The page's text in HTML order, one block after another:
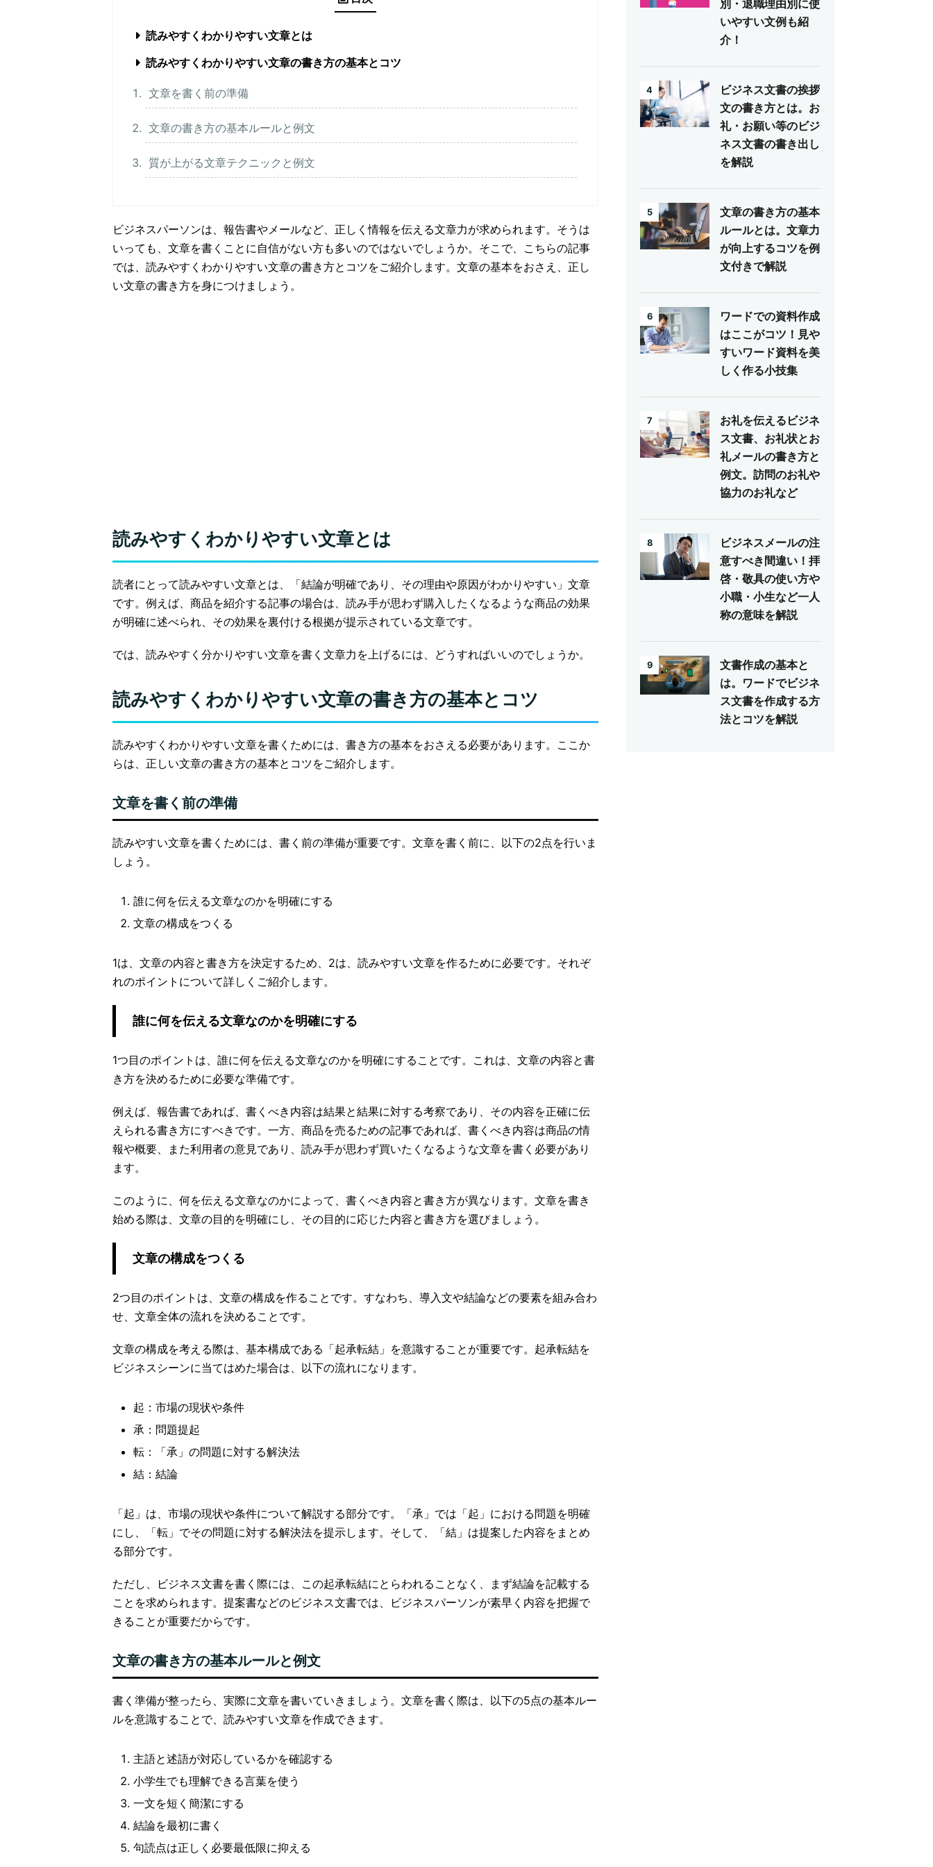
読みやすくわかりやすい文章とは
読みやすくわかりやすい文章の書き方の基本とコツ
文章を書く前の準備
文章の書き方の基本ルールと例文
質が上がる文章テクニックと例文
ビジネスパーソンは、報告書やメールなど、正しく情報を伝える文章力が求められます。そうは
いっても、文章を書くことに自信がない方も多いのではないでしょうか。そこで、こちらの記事
では、読みやすくわかりやすい文章の書き方とコツをご紹介します。文章の基本をおさえ、正し
い文章の書き方を身につけましょう。
読みやすくわかりやすい文章とは
読者にとって読みやすい文章とは、「結論が明確であり、その理由や原因がわかりやすい」文章
です。例えば、商品を紹介する記事の場合は、読み手が思わず購入したくなるような商品の効果
が明確に述べられ、その効果を裏付ける根拠が提示されている文章です。
では、読みやすく分かりやすい文章を書く文章力を上げるには、どうすればいいのでしょうか。
読みやすくわかりやすい文章の書き方の基本とコツ
読みやすくわかりやすい文章を書くためには、書き方の基本をおさえる必要があります。ここか
らは、正しい文章の書き方の基本とコツをご紹介します。
文章を書く前の準備
読みやすい文章を書くためには、書く前の準備が重要です。文章を書く前に、以下の2点を行いま
しょう。
誰に何を伝える文章なのかを明確にする
文章の構成をつくる
1は、文章の内容と書き方を決定するため、2は、読みやすい文章を作るために必要です。それぞ
れのポイントについて詳しくご紹介します。
誰に何を伝える文章なのかを明確にする
1つ目のポイントは、誰に何を伝える文章なのかを明確にすることです。これは、文章の内容と書
き方を決めるために必要な準備です。
例えば、報告書であれば、書くべき内容は結果と結果に対する考察であり、その内容を正確に伝
えられる書き方にすべきです。一方、商品を売るための記事であれば、書くべき内容は商品の情
報や概要、また利用者の意見であり、読み手が思わず買いたくなるような文章を書く必要があり
ます。
このように、何を伝える文章なのかによって、書くべき内容と書き方が異なります。文章を書き
始める際は、文章の目的を明確にし、その目的に応じた内容と書き方を選びましょう。
文章の構成をつくる
2つ目のポイントは、文章の構成を作ることです。すなわち、導入文や結論などの要素を組み合わ
せ、文章全体の流れを決めることです。
文章の構成を考える際は、基本構成である「起承転結」を意識することが重要です。起承転結を
ビジネスシーンに当てはめた場合は、以下の流れになります。
起：市場の現状や条件
承：問題提起
転：「承」の問題に対する解決法
結：結論
「起」は、市場の現状や条件について解説する部分です。「承」では「起」における問題を明確
にし、「転」でその問題に対する解決法を提示します。そして、「結」は提案した内容をまとめ
る部分です。
ただし、ビジネス文書を書く際には、この起承転結にとらわれることなく、まず結論を記載する
ことを求められます。提案書などのビジネス文書では、ビジネスパーソンが素早く内容を把握で
きることが重要だからです。
文章の書き方の基本ルールと例文
書く準備が整ったら、実際に文章を書いていきましょう。文章を書く際は、以下の5点の基本ルー
ルを意識することで、読みやすい文章を作成できます。
主語と述語が対応しているかを確認する
小学生でも理解できる言葉を使う
一文を短く簡潔にする
結論を最初に書く
句読点は正しく必要最低限に抑える
別・退職理由別に使
いやすい文例も紹
介！
4
ビジネス文書の挨拶
文の書き方とは。お
礼・お願い等のビジ
ネス文書の書き出し
を解説
5
文章の書き方の基本
ルールとは。文章力
が向上するコツを例
文付きで解説
6
ワードでの資料作成
はここがコツ！見や
すいワード資料を美
しく作る小技集
7
お礼を伝えるビジネ
ス文書、お礼状とお
礼メールの書き方と
例文。訪問のお礼や
協力のお礼など
8
ビジネスメールの注
意すべき間違い！拝
啓・敬具の使い方や
小職・小生など一人
称の意味を解説
9
文書作成の基本と
は。ワードでビジネ
ス文書を作成する方
法とコツを解説